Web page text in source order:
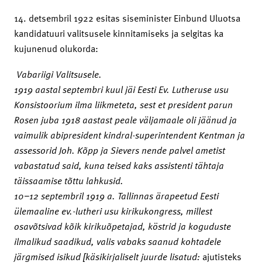
14. detsembril 1922 esitas siseminister Einbund Uluotsa
kandidatuuri valitsusele kinnitamiseks ja selgitas ka
kujunenud olukorda:
Vabariigi Valitsusele.
1919 aastal septembri kuul jäi Eesti Ev. Lutheruse usu
Konsistoorium ilma liikmeteta, sest et president parun
Rosen juba 1918 aastast peale väljamaale oli jäänud ja
vaimulik abipresident kindral-superintendent Kentman ja
assessorid Joh. Kõpp ja Sievers nende palvel ametist
vabastatud said, kuna teised kaks assistenti tähtaja
täissaamise tõttu lahkusid.
10−12 septembril 1919 a. Tallinnas ärapeetud Eesti
ülemaaline ev.-lutheri usu kirikukongress, millest
osavõtsivad kõik kirikuõpetajad, köstrid ja koguduste
ilmalikud saadikud, valis vabaks saanud kohtadele
järgmised isikud [käsikirjaliselt juurde lisatud: ajutisteks